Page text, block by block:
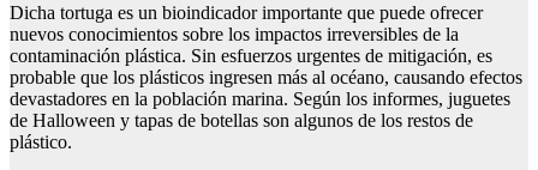
Dicha tortuga es un bioindicador importante que puede ofrecer
nuevos conocimientos sobre los impactos irreversibles de la
contaminación plástica. Sin esfuerzos urgentes de mitigación, es
probable que los plásticos ingresen más al océano, causando efectos
devastadores en la población marina. Según los informes, juguetes
de Halloween y tapas de botellas son algunos de los restos de
plástico.